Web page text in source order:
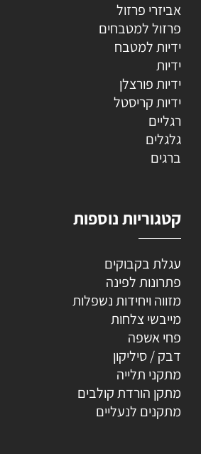
אביזרי פרזול
פרזול למטבחים
ידיות למטבח
ידיות
ידיות פורצלן
ידיות קריסטל
רגליים
גלגלים
ברגים
קטגוריות נוספות
עגלת בקבוקים
פתרונות לפינה
מזווה ויחידות נשפלות
מייבשי צלחות
פחי אשפה
דבק / סיליקון
מתקני תלייה
מתקן הורדת קולבים
מתקנים לנעליים